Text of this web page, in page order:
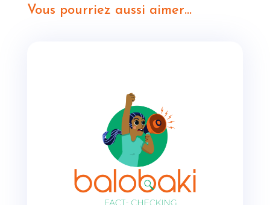
Vous pourriez aussi aimer…